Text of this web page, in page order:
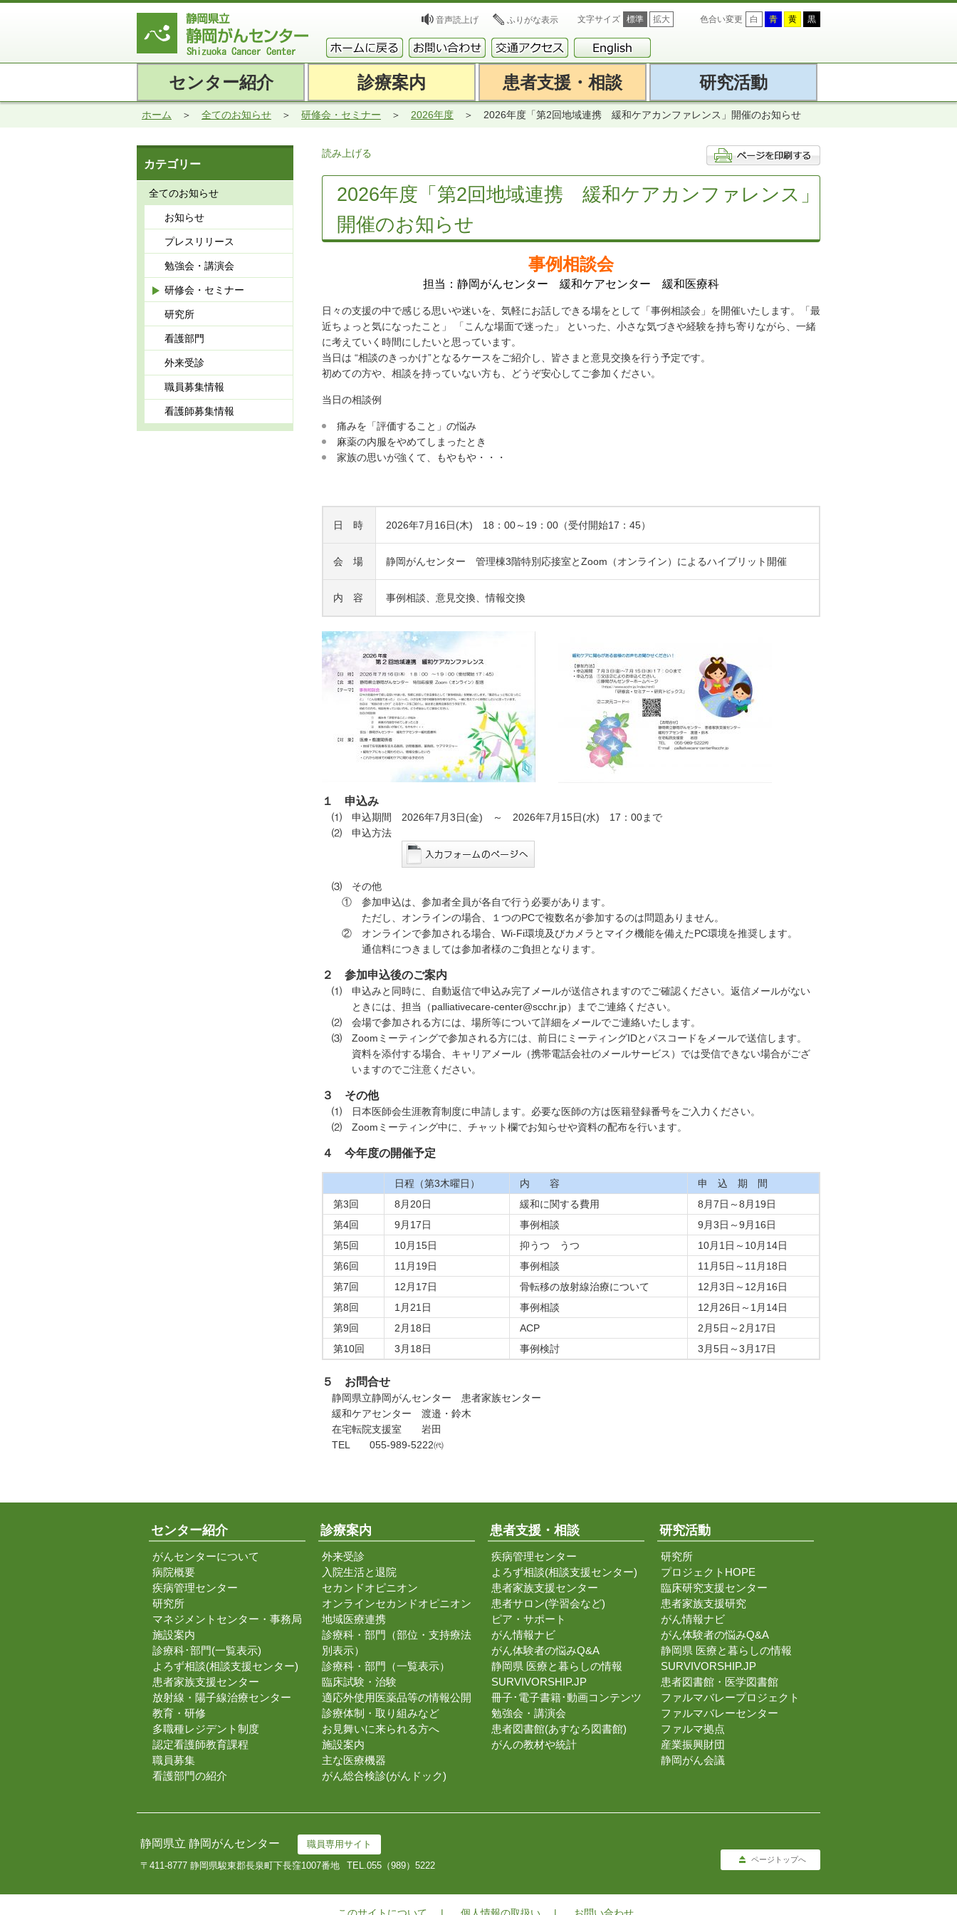
音声読上げ ふりがな表示 文字サイズ 標準 拡大 色合い変更 白 青 黄 黒
センター紹介 診療案内 患者支援・相談 研究活動
ホーム 全てのお知らせ 研修会・セミナー 2026年度 2026年度「第2回地域連携 緩和ケアカンファレンス」開催のお知らせ
読み上げる
2026年度「第2回地域連携 緩和ケアカンファレンス」
開催のお知らせ
事例相談会
担当：静岡がんセンター 緩和ケアセンター 緩和医療科
日々の支援の中で感じる思いや迷いを、気軽にお話しできる場をとして「事例相談会」を開催いたします。「最
近ちょっと気になったこと」 「こんな場面で迷った」 といった、小さな気づきや経験を持ち寄りながら、一緒
に考えていく時間にしたいと思っています。
当日は “相談のきっかけ”となるケースをご紹介し、皆さまと意見交換を行う予定です。
初めての方や、相談を持っていない方も、どうぞ安心してご参加ください。
当日の相談例
痛みを「評価すること」の悩み
麻薬の内服をやめてしまったとき
家族の思いが強くて、もやもや・・・
日 時 2026年7月16日(木) 18：00～19：00（受付開始17：45）
会 場 静岡がんセンター 管理棟3階特別応接室とZoom（オンライン）によるハイブリット開催
内 容 事例相談、意見交換、情報交換
１ 申込み
⑴ 申込期間 2026年7月3日(金) ～ 2026年7月15日(水) 17：00まで
⑵ 申込方法
⑶ その他
① 参加申込は、参加者全員が各自で行う必要があります。
ただし、オンラインの場合、１つのPCで複数名が参加するのは問題ありません。
② オンラインで参加される場合、Wi-Fi環境及びカメラとマイク機能を備えたPC環境を推奨します。
通信料につきましては参加者様のご負担となります。
２ 参加申込後のご案内
⑴ 申込みと同時に、自動返信で申込み完了メールが送信されますのでご確認ください。返信メールがない
ときには、担当（palliativecare-center@scchr.jp）までご連絡ください。
⑵ 会場で参加される方には、場所等について詳細をメールでご連絡いたします。
⑶ Zoomミーティングで参加される方には、前日にミーティングIDとパスコードをメールで送信します。
資料を添付する場合、キャリアメール（携帯電話会社のメールサービス）では受信できない場合がござ
いますのでご注意ください。
３ その他
⑴ 日本医師会生涯教育制度に申請します。必要な医師の方は医籍登録番号をご入力ください。
⑵ Zoomミーティング中に、チャット欄でお知らせや資料の配布を行います。
４ 今年度の開催予定
日程（第3木曜日） 内 容
申 込 期 間
第3回
8月20日 緩和に関する費用
8月7日～8月19日
第4回
9月17日 事例相談
9月3日～9月16日
第5回
10月15日 抑うつ うつ
10月1日～10月14日
第6回
11月19日 事例相談
11月5日～11月18日
第7回
12月17日 骨転移の放射線治療について
12月3日～12月16日
第8回
1月21日 事例相談
12月26日～1月14日
第9回
2月18日 ACP
2月5日～2月17日
第10回
3月18日 事例検討 3月5日～3月17日
５ お問合せ
静岡県立静岡がんセンター 患者家族センター
緩和ケアセンター 渡邉・鈴木
在宅転院支援室 岩田
TEL 055-989-5222㈹
カテゴリー
全てのお知らせ
お知らせ
プレスリリース
勉強会・講演会
研修会・セミナー
研究所
看護部門
外来受診
職員募集情報
看護師募集情報
センター紹介
がんセンターについて
病院概要
疾病管理センター
研究所
マネジメントセンター・事務局
施設案内
診療科･部門(一覧表示)
よろず相談(相談支援センター)
患者家族支援センター
放射線・陽子線治療センター
教育・研修
多職種レジデント制度
認定看護師教育課程
職員募集
看護部門の紹介
診療案内
外来受診
入院生活と退院
セカンドオピニオン
オンラインセカンドオピニオン
地域医療連携
診療科・部門（部位・支持療法
別表示）
診療科・部門（一覧表示）
臨床試験・治験
適応外使用医薬品等の情報公開
診療体制・取り組みなど
お見舞いに来られる方へ
施設案内
主な医療機器
がん総合検診(がんドック)
患者支援・相談
疾病管理センター
よろず相談(相談支援センター)
患者家族支援センター
患者サロン(学習会など)
ピア・サポート
がん情報ナビ
がん体験者の悩みQ&A
静岡県 医療と暮らしの情報
SURVIVORSHIP.JP
冊子･電子書籍･動画コンテンツ
勉強会・講演会
患者図書館(あすなろ図書館)
がんの教材や統計
研究活動
研究所
プロジェクトHOPE
臨床研究支援センター
患者家族支援研究
がん情報ナビ
がん体験者の悩みQ&A
静岡県 医療と暮らしの情報
SURVIVORSHIP.JP
患者図書館・医学図書館
ファルマバレープロジェクト
ファルマバレーセンター
ファルマ拠点
産業振興財団
静岡がん会議
静岡県立 静岡がんセンター 職員専用サイト
〒411-8777 静岡県駿東郡長泉町下長窪1007番地 TEL.055（989）5222
ページトップへ